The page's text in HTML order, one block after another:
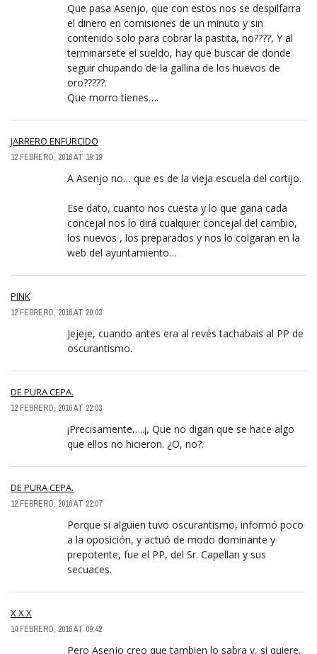
Que pasa Asenjo, que con estos nos se despilfarra
el dinero en comisiones de un minuto y sin
contenido solo para cobrar la pastita, no????, Y al
terminarsete el sueldo, hay que buscar de donde
seguir chupando de la gallina de los huevos de
oro?????.
Que morro tienes….
JARRERO ENFURCIDO
12 FEBRERO, 2016 AT 19:19
A Asenjo no… que es de la vieja escuela del cortijo.
Ese dato, cuanto nos cuesta y lo que gana cada
concejal nos lo dirá cualquier concejal del cambio,
los nuevos , los preparados y nos lo colgaran en la
web del ayuntamiento…
PINK
12 FEBRERO, 2016 AT 20:03
Jejeje, cuando antes era al revés tachabais al PP de
oscurantismo.
DE PURA CEPA.
12 FEBRERO, 2016 AT 22:03
¡Precisamente…..¡, Que no digan que se hace algo
que ellos no hicieron. ¿O, no?.
DE PURA CEPA.
12 FEBRERO, 2016 AT 22:07
Porque si alguien tuvo oscurantismo, informó poco
a la oposición, y actuó de modo dominante y
prepotente, fue el PP, del Sr. Capellan y sus
secuaces.
X X X
14 FEBRERO, 2016 AT 09:42
Pero Asenjo creo que tambien lo sabra y, si quiere,